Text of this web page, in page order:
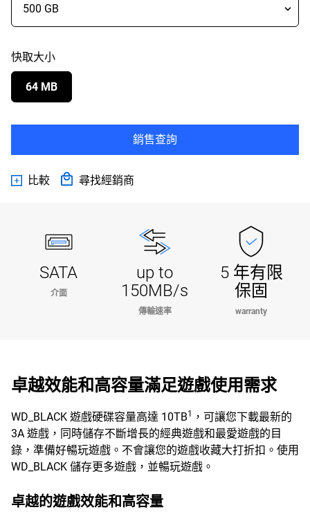
快取大小
64 MB
銷售查詢
比較 尋找經銷商
SATA
介面
up to
150MB/s
傳輸速率
5 年有限
保固
warranty
卓越效能和高容量滿足遊戲使用需求
WD_BLACK 遊戲硬碟容量高達 10TB1
，可讓您下載最新的
3A 遊戲，同時儲存不斷增長的經典遊戲和最愛遊戲的目
錄，準備好暢玩遊戲。不會讓您的遊戲收藏大打折扣。使用
WD_BLACK 儲存更多遊戲，並暢玩遊戲。
卓越的遊戲效能和高容量